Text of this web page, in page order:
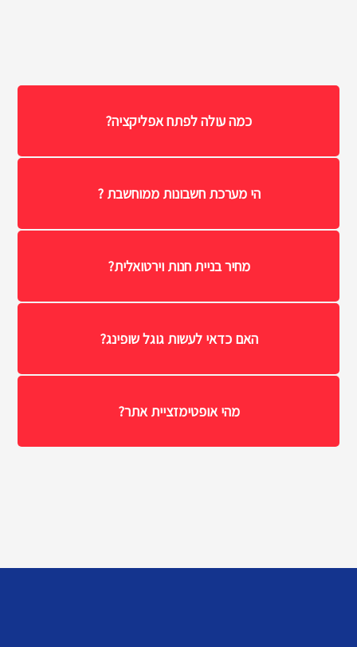
כמה עולה לפתח אפליקציה?
הי מערכת חשבונות ממוחשבת ?
מחיר בניית חנות וירטואלית?
האם כדאי לעשות גוגל שופינג?
מהי אופטימזציית אתר?